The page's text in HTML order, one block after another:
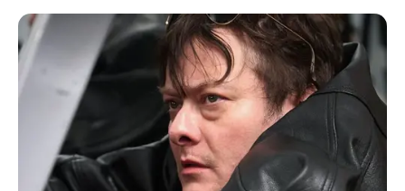
Перейти
вмісту
Groza-news.info
Громада Закарпаття